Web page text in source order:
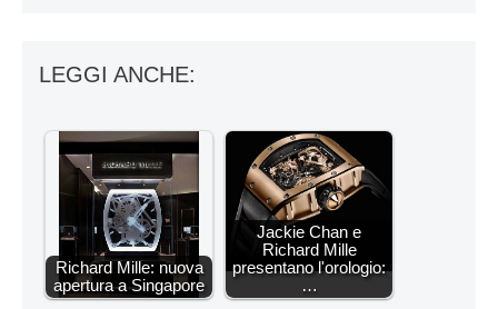
LEGGI ANCHE:
Richard Mille: nuova
apertura a Singapore
Jackie Chan e
Richard Mille
presentano l'orologio:
…